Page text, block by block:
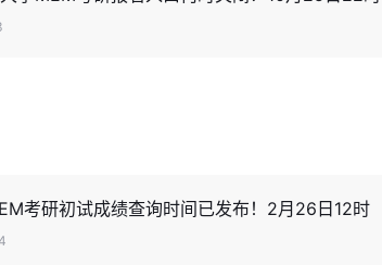
考研初试成绩查询时间已发布！2月26日12时